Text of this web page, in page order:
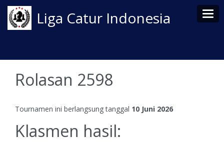
Liga Catur Indonesia
Rolasan 2598
Tournamen ini berlangsung tanggal 10 Juni 2026
Klasmen hasil: